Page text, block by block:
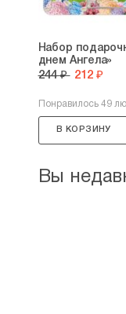
Набор
днем Ангела»
244 ₽ 212 ₽
Понравилось 49
В КОРЗИНУ
Вы